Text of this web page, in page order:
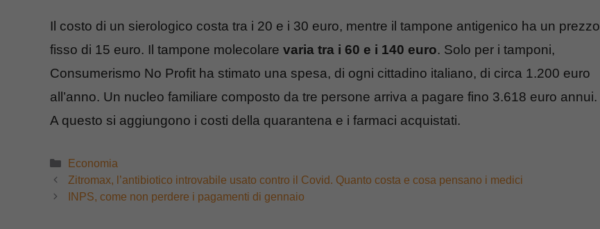
Il costo di un sierologico costa tra i 20 e i 30 euro, mentre il tampone antigenico ha un prezzo
fisso di 15 euro. Il tampone molecolare varia tra i 60 e i 140 euro. Solo per i tamponi,
Consumerismo No Profit ha stimato una spesa, di ogni cittadino italiano, di circa 1.200 euro
all’anno. Un nucleo familiare composto da tre persone arriva a pagare fino 3.618 euro annui.
A questo si aggiungono i costi della quarantena e i farmaci acquistati.
Categorie
Economia
Zitromax, l’antibiotico introvabile usato contro il Covid. Quanto costa e cosa pensano i medici
INPS, come non perdere i pagamenti di gennaio